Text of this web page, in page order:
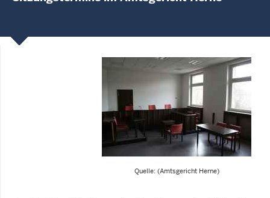
Quelle: (Amtsgericht Herne)